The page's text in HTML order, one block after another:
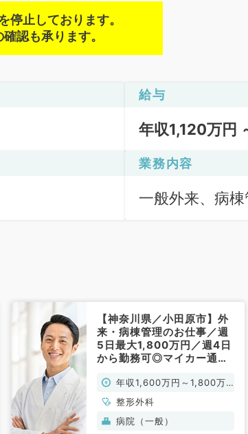
停止しております。
認も承ります。
給与
年収1,120万円
業務内容
一般外来、病棟
【神奈川県／小田原市】外
来・病棟管理のお仕事／週
5日最大1,800万円／週4日
から勤務可◎マイカー通勤
年収1,600万円～1,800万
円
整形外科
病院（一般）